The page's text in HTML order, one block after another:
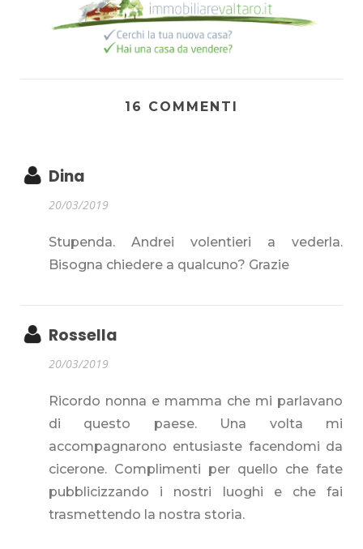
16 COMMENTI
Dina
20/03/2019
Stupenda. Andrei volentieri a vederla.
Bisogna chiedere a qualcuno? Grazie
Rossella
20/03/2019
Ricordo nonna e mamma che mi parlavano
di questo paese. Una volta mi
accompagnarono entusiaste facendomi da
cicerone. Complimenti per quello che fate
pubblicizzando i nostri luoghi e che fai
trasmettendo la nostra storia.